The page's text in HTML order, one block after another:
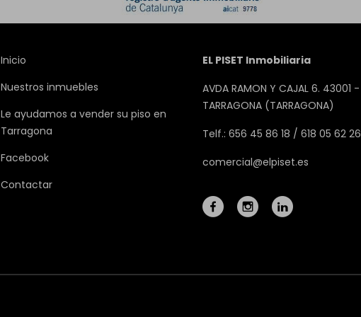
Inicio
Nuestros inmuebles
Le ayudamos a vender su piso en
Tarragona
Facebook
Contactar
EL PISET Inmobiliaria
AVDA RAMON Y CAJAL 6. 43001 -
TARRAGONA (TARRAGONA)
Telf.: 656 45 86 18 / 618 05 62 26
comercial@elpiset.es